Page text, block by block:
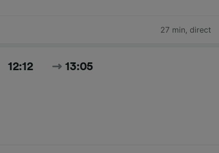
27 min, direct
12:12 13:05